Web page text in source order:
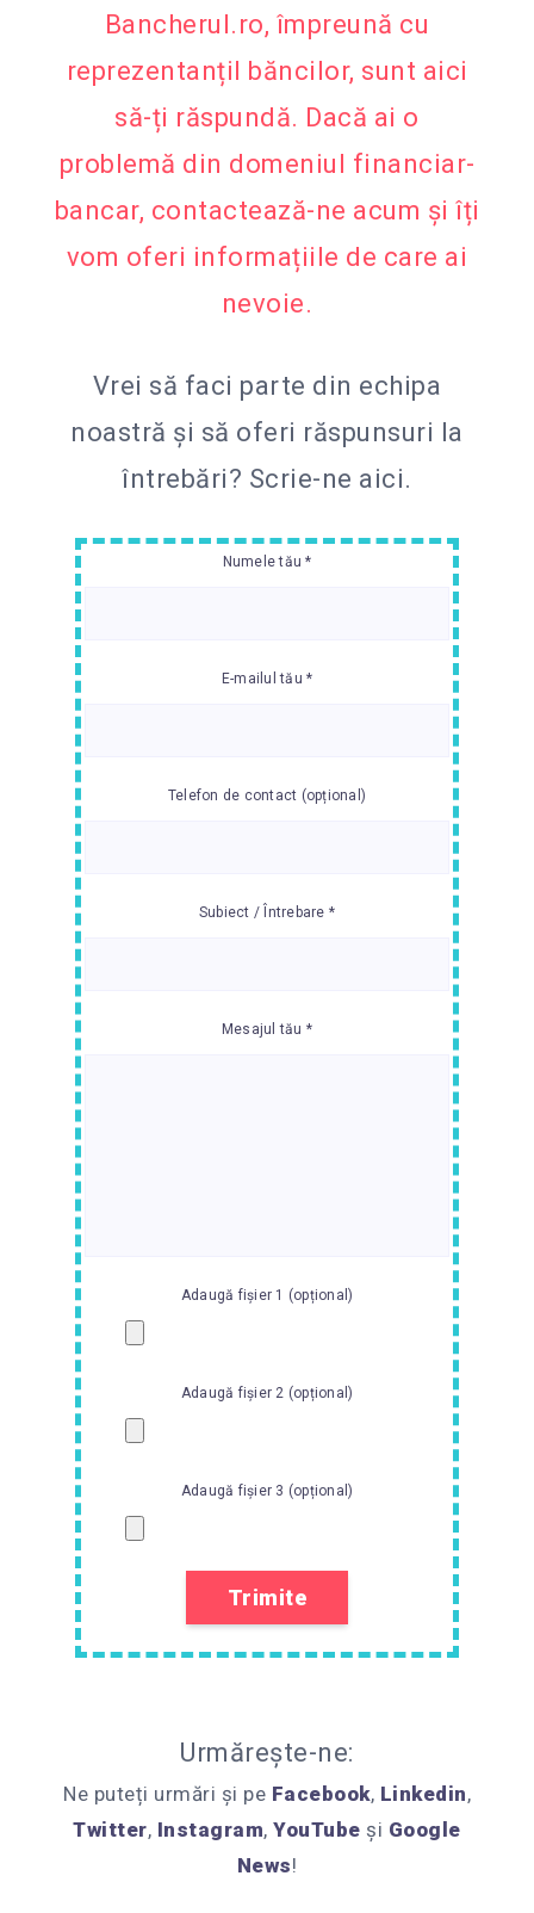
Bancherul.ro, împreună cu
reprezentanțiI băncilor, sunt aici
să-ți răspundă. Dacă ai o
problemă din domeniul financiar-
bancar, contactează-ne acum și îți
vom oferi informațiile de care ai
nevoie.
Vrei să faci parte din echipa
noastră și să oferi răspunsuri la
întrebări? Scrie-ne aici.
Numele tău *
E-mailul tău *
Telefon de contact (opțional)
Subiect / Întrebare *
Mesajul tău *
Adaugă fișier 1 (opțional)
Adaugă fișier 2 (opțional)
Adaugă fișier 3 (opțional)
Urmărește-ne:
Ne puteți urmări și pe Facebook, Linkedin,
Twitter, Instagram,YouTube și Google
News!